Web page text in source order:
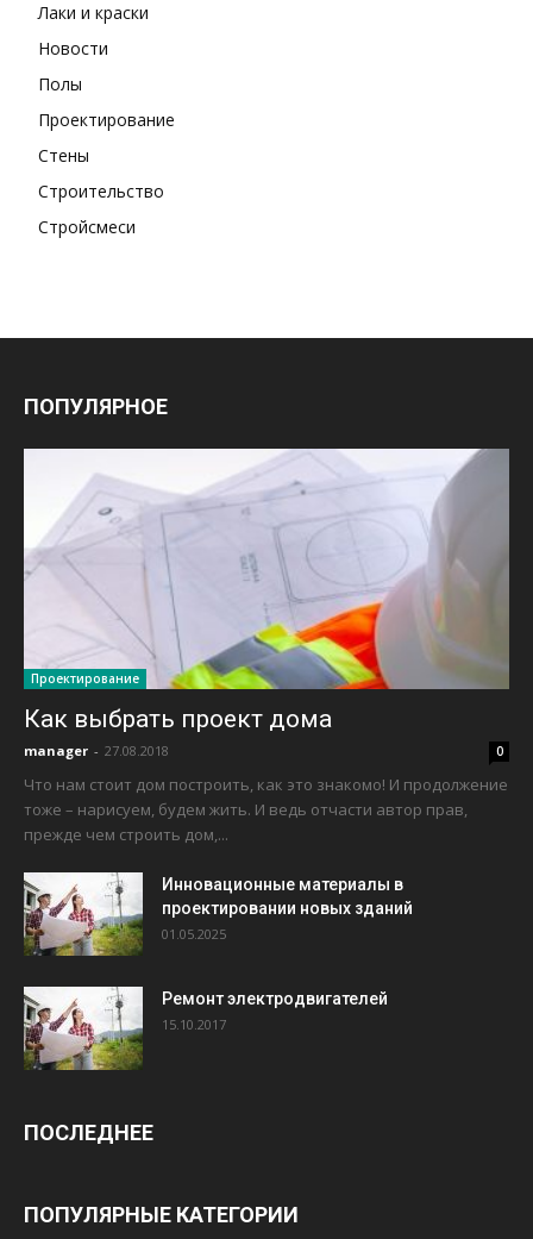
Лаки и краски
Новости
Полы
Проектирование
Стены
Строительство
Стройсмеси
ПОПУЛЯРНОЕ
Проектирование
Как выбрать проект дома
manager - 27.08.2018 0
Что нам стоит дом построить, как это знакомо! И продолжение
тоже – нарисуем, будем жить. И ведь отчасти автор прав,
прежде чем строить дом,...
Инновационные материалы в
проектировании новых зданий
01.05.2025
Ремонт электродвигателей
15.10.2017
ПОСЛЕДНЕЕ
ПОПУЛЯРНЫЕ КАТЕГОРИИ